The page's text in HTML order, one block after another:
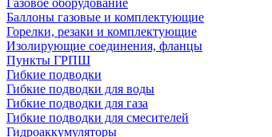
Газовое оборудование
Баллоны газовые и комплектующие
Горелки, резаки и комплектующие
Изолирующие соединения, фланцы
Пункты ГРПШ
Гибкие подводки
Гибкие подводки для воды
Гибкие подводки для газа
Гибкие подводки для смесителей
Гидроаккумуляторы